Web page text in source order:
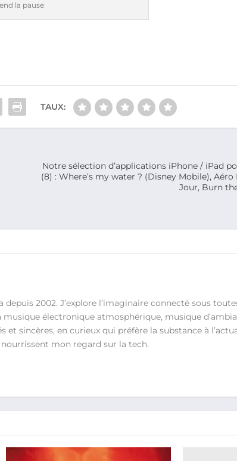
la pause
TAUX:
Notre sélection d’applications iPhone / iPad
(8) : Where’s my water ? (Disney Mobile),
Jour, Burn
depuis 2002. J’explore l’imaginaire connecté sous
électronique atmosphérique, musique
et sincères, en curieux qui préfère la substance à
mon regard sur la tech.